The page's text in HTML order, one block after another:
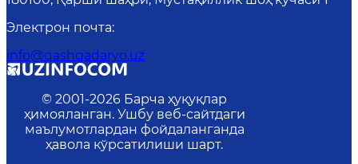
Электрон почта:
info@qashqadaryo.uz
© 2001-2026 Барча ҳуқуқлар
ҳимояланган. Ушбу веб-сайтдаги
маълумотлардан фойдаланганда
ҳавола кўрсатилиши шарт.